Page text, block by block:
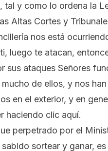
tal y como lo ordena la
Altas Cortes y
nos está
luego te atacan,
sus ataques Señores
de ellos, y nos
en el exterior, y en
haciendo clic aquí.
perpetrado por el
sortear y ganar,